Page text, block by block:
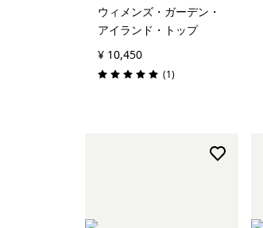
ウィメンズ・ガーデン・
アイランド・トップ
¥ 10,450
評価: 5.0 / 5 (1レビュー
)